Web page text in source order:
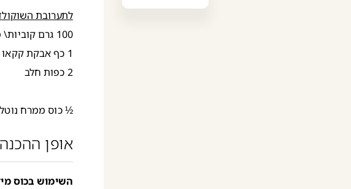
לתערובת
100 גרם קוביות\ מטבעות שוקולד חלב
1 כף אבקת קקאו
2 כפות חלב
½ כוס ממרח
אופן ההכנה
השימוש בכוס מידה